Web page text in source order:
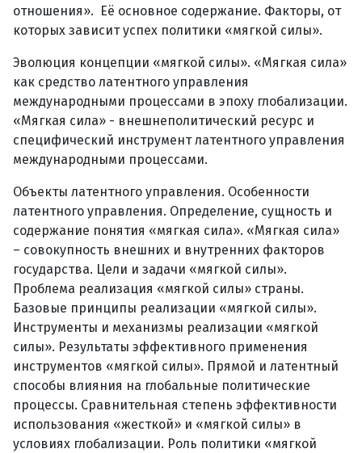
отношения». Её основное содержание. Факторы, от
которых зависит успех политики «мягкой силы».
Эволюция концепции «мягкой силы». «Мягкая сила»
как средство латентного управления
международными процессами в эпоху глобализации.
«Мягкая сила» - внешнеполитический ресурс и
специфический инструмент латентного управления
международными процессами.
Объекты латентного управления. Особенности
латентного управления. Определение, сущность и
содержание понятия «мягкая сила». «Мягкая сила»
– совокупность внешних и внутренних факторов
государства. Цели и задачи «мягкой силы».
Проблема реализация «мягкой силы» страны.
Базовые принципы реализации «мягкой силы».
Инструменты и механизмы реализации «мягкой
силы». Результаты эффективного применения
инструментов «мягкой силы». Прямой и латентный
способы влияния на глобальные политические
процессы. Сравнительная степень эффективности
использования «жесткой» и «мягкой силы» в
условиях глобализации. Роль политики «мягкой